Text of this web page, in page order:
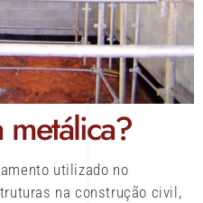
utilizado no
na construção civil,